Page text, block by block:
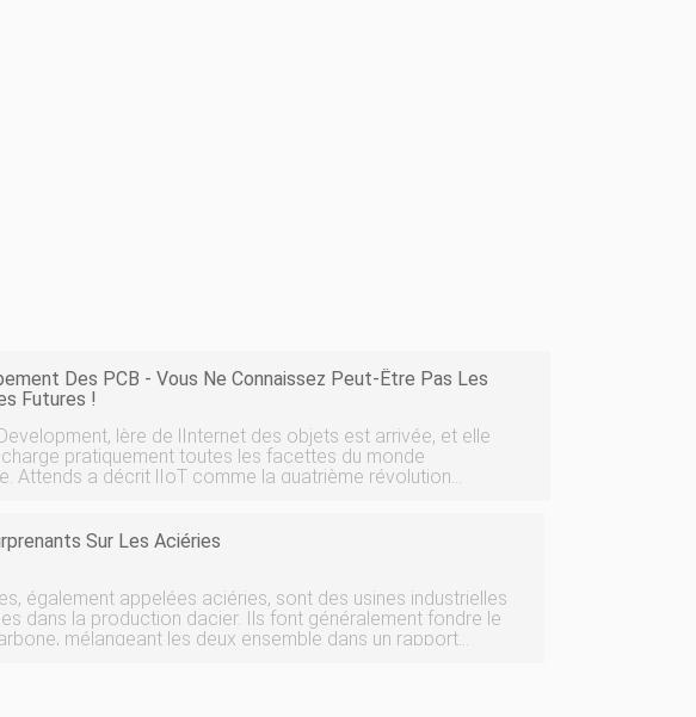
Des PCB - Vous Ne Connaissez Peut-Être Pas Les
Futures !
lère de lInternet des objets est arrivée, et elle
pratiquement toutes les facettes du monde
Attends a décrit lIoT comme la quatrième révolution
Sur Les Aciéries
également appelées aciéries, sont des usines industrielles
dans la production dacier. Ils font généralement fondre le
mélangeant les deux ensemble dans un rapport